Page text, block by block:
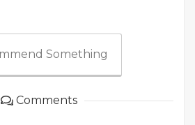
Something
Comments